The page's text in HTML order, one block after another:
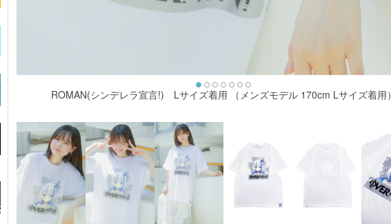
ROMAN(シンデレラ宣言!) Lサイズ着用 （メンズモデル 170cm Lサイズ着用）